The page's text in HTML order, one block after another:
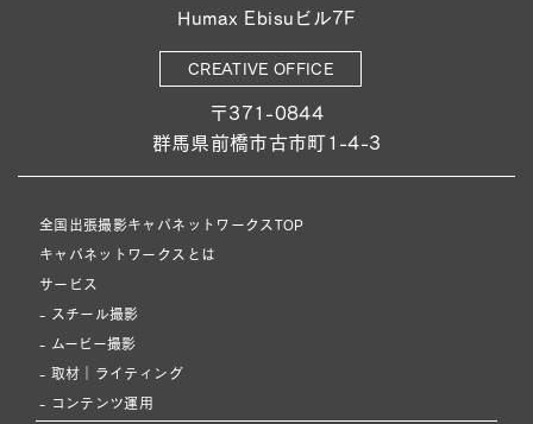
Humax Ebisuビル7F
CREATIVE OFFICE
〒371-0844
群馬県前橋市古市町1-4-3
全国出張撮影キャパネットワークスTOP
キャパネットワークスとは
サービス
- スチール撮影
- ムービー撮影
- 取材｜ライティング
- コンテンツ運用